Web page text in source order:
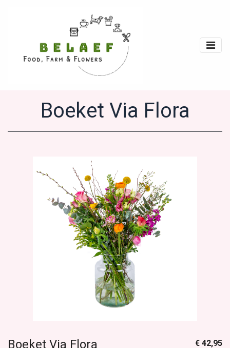
Boeket Via Flora
Boeket Via Flora € 42,95